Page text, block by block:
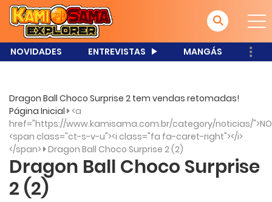
NOVIDADES ENTREVISTAS MANGÁS
Dragon Ball Choco Surprise 2 tem vendas retomadas!
Página Inicial <a
href="https://www.kamisama.com.br/category/noticias/
<span class="ct-s-v-u"><i class="fa fa-caret-right"></i>
</span> Dragon Ball Choco Surprise 2 (2)
Dragon Ball Choco Surprise
2 (2)